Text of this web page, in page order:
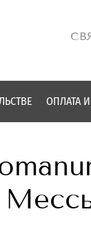
ОПЛАТА